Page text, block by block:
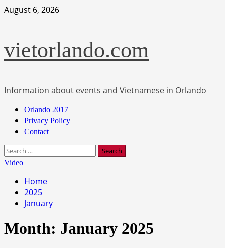
Skip
August 6, 2026
vietorlando.com
Information about events and Vietnamese in Orlando
Primary
Menu
Orlando 2017
Privacy Policy
Contact
Search
for:
Video
Home
2025
January
Month: January 2025